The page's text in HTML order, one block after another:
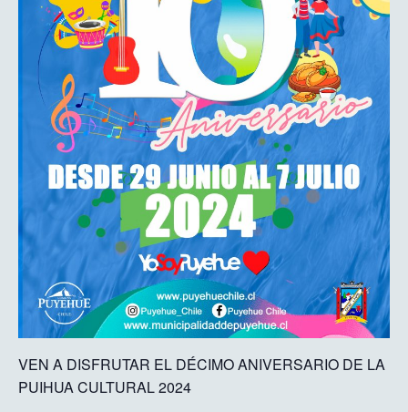
VEN A DISFRUTAR EL DÉCIMO ANIVERSARIO DE LA
PUIHUA CULTURAL 2024